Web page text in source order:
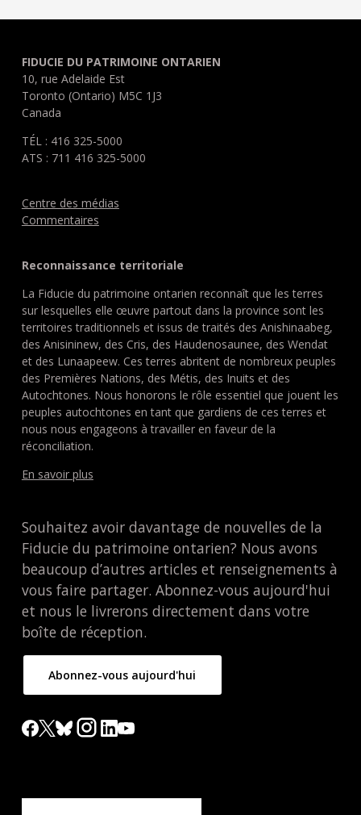
FIDUCIE DU PATRIMOINE ONTARIEN
10, rue Adelaide Est
Toronto (Ontario) M5C 1J3
Canada
TÉL : 416 325-5000
ATS : 711 416 325-5000
Centre des médias
Commentaires
Reconnaissance territoriale
La Fiducie du patrimoine ontarien reconnaît que les terres
sur lesquelles elle œuvre partout dans la province sont les
territoires traditionnels et issus de traités des Anishinaabeg,
des Anisininew, des Cris, des Haudenosaunee, des Wendat
et des Lunaapeew. Ces terres abritent de nombreux peuples
des Premières Nations, des Métis, des Inuits et des
Autochtones. Nous honorons le rôle essentiel que jouent les
peuples autochtones en tant que gardiens de ces terres et
nous nous engageons à travailler en faveur de la
réconciliation.
En savoir plus
Souhaitez avoir davantage de nouvelles de la
Fiducie du patrimoine ontarien? Nous avons
beaucoup d’autres articles et renseignements à
vous faire partager. Abonnez-vous aujourd'hui
et nous le livrerons directement dans votre
boîte de réception.
Abonnez-vous aujourd'hui